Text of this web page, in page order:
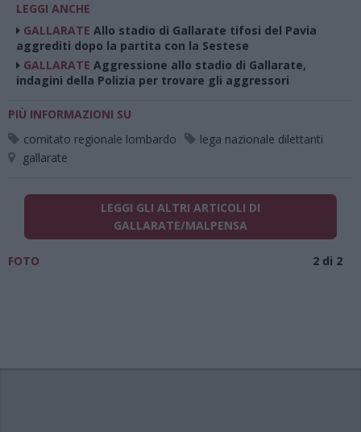
LEGGI ANCHE
GALLARATE Allo stadio di Gallarate tifosi del Pavia
aggrediti dopo la partita con la Sestese
GALLARATE Aggressione allo stadio di Gallarate,
indagini della Polizia per trovare gli aggressori
PIÙ INFORMAZIONI SU
comitato regionale lombardo
lega nazionale dilettanti
gallarate
LEGGI GLI ALTRI ARTICOLI DI
GALLARATE/MALPENSA
FOTO 2 di 2